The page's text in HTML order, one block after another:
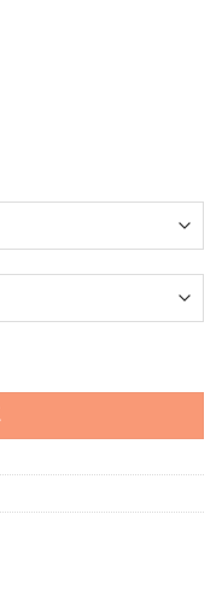
】中壓,營業用 數量